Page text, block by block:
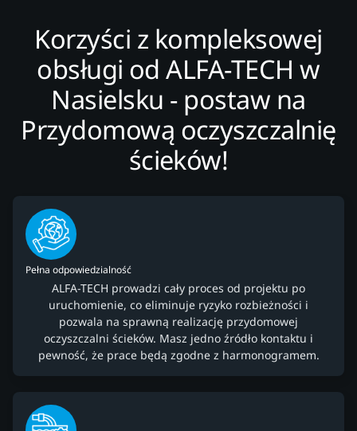
Korzyści z kompleksowej
obsługi od ALFA-TECH w
Nasielsku - postaw na
Przydomową oczyszczalnię
ścieków!
Pełna odpowiedzialność
ALFA-TECH prowadzi cały proces od projektu po
uruchomienie, co eliminuje ryzyko rozbieżności i
pozwala na sprawną realizację przydomowej
oczyszczalni ścieków. Masz jedno źródło kontaktu i
pewność, że prace będą zgodne z harmonogramem.